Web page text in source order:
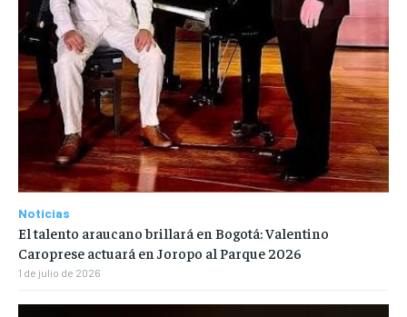
Noticias
El talento araucano brillará en Bogotá: Valentino
Caroprese actuará en Joropo al Parque 2026
1 de julio de 2026